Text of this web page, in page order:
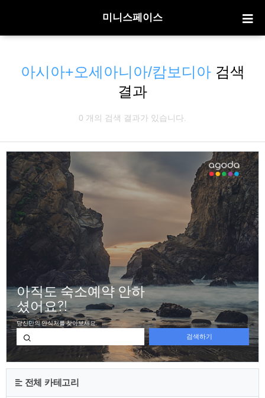
미니스페이스
아시아+오세아니아/캄보디아검색
결과
0 개의 검색 결과가 있습니다.
전체 카테고리